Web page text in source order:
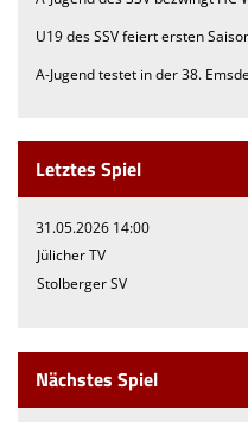
U19 des SSV feiert ersten
A-Jugend testet in der 38.
Letztes Spiel
31.05.2026 14:00
Jülicher TV
Stolberger SV
Nächstes Spiel